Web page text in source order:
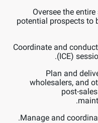
Oversee the
potential prospects to
Coordinate and
(ICE)
Plan and
wholesalers, and
post-
Manage and